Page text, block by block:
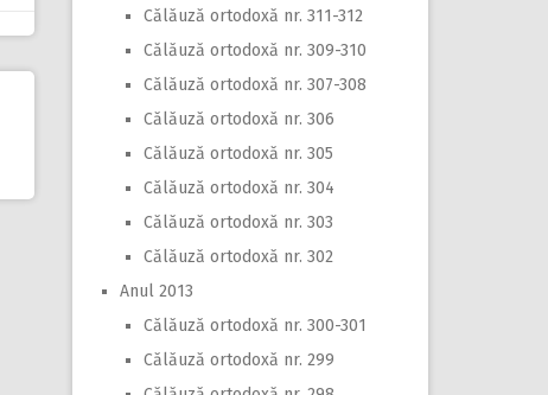
Călăuză ortodoxă nr. 311-312
Călăuză ortodoxă nr. 309-310
Călăuză ortodoxă nr. 307-308
Călăuză ortodoxă nr. 306
Călăuză ortodoxă nr. 305
Călăuză ortodoxă nr. 304
Călăuză ortodoxă nr. 303
Călăuză ortodoxă nr. 302
Anul 2013
Călăuză ortodoxă nr. 300-301
Călăuză ortodoxă nr. 299